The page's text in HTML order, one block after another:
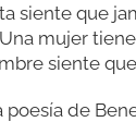
siente que
mujer
siente
poesía de